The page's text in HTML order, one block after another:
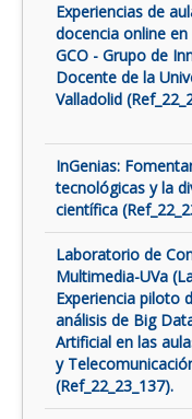
Experiencias de
docencia online
GCO - Grupo de
Docente de la
Valladolid
InGenias:
tecnológicas y la
científica
Laboratorio de
Multimedia-UVa
Experiencia piloto
análisis de Big
Artificial en las
y
(Ref_22_23_137).